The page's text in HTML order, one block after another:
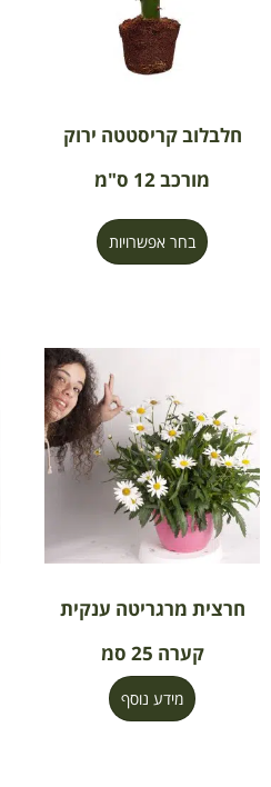
חלבלוב קריסטטה ירוק
מורכב 12 ס"מ
בחר אפשרויות
חרצית מרגריטה ענקית
קערה 25 סמ
מידע נוסף